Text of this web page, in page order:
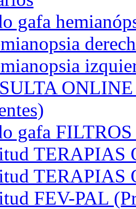
gafa
gafa
TERAPIAS
TERAPIAS
FEV-PAL